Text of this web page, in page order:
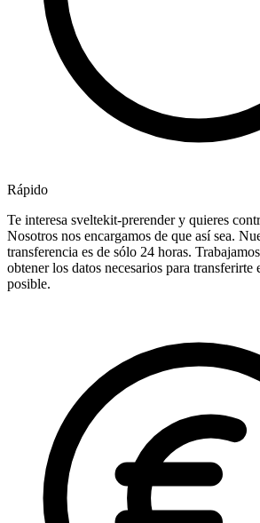
Rápido
Te interesa sveltekit-prerender y quieres
Nosotros nos encargamos de que así sea.
transferencia es de sólo 24 horas.
obtener los datos necesarios para
posible.